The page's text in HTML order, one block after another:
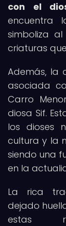
con el
encuentra
simboliza
criaturas
Además, la
asociada
Carro
diosa Sif.
los dioses
cultura y la
siendo una
en la
La rica
dejado
estas